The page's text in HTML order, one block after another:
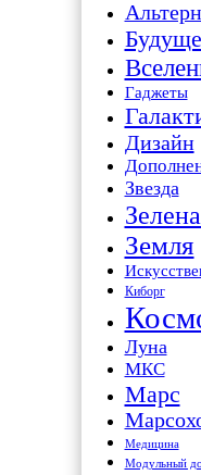
Гаджеты
Дизайн
Звезда
Земля
Киборг
Луна
МКС
Марс
Медицина
Модульный